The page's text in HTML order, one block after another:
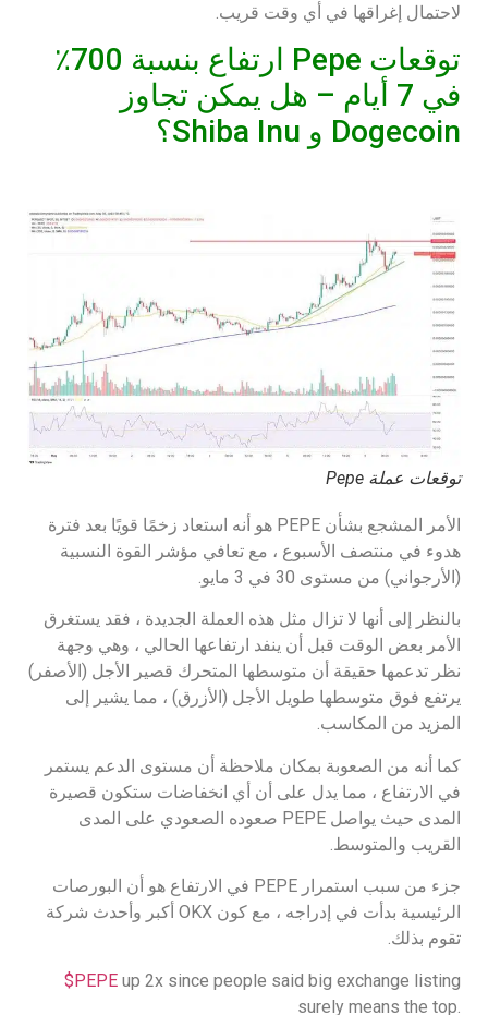
لاحتمال إغراقها في أي وقت قريب.
توقعات Pepe ارتفاع بنسبة 700٪
في 7 أيام – هل يمكن تجاوز
Dogecoin و Shiba Inu؟
توقعات عملة Pepe
الأمر المشجع بشأن PEPE هو أنه استعاد زخمًا قويًا بعد فترة
هدوء في منتصف الأسبوع ، مع تعافي مؤشر القوة النسبية
(الأرجواني) من مستوى 30 في 3 مايو.
بالنظر إلى أنها لا تزال مثل هذه العملة الجديدة ، فقد يستغرق
الأمر بعض الوقت قبل أن ينفد ارتفاعها الحالي ، وهي وجهة
نظر تدعمها حقيقة أن متوسطها المتحرك قصير الأجل (الأصفر)
يرتفع فوق متوسطها طويل الأجل (الأزرق) ، مما يشير إلى
المزيد من المكاسب.
كما أنه من الصعوبة بمكان ملاحظة أن مستوى الدعم يستمر
في الارتفاع ، مما يدل على أن أي انخفاضات ستكون قصيرة
المدى حيث يواصل PEPE صعوده الصعودي على المدى
القريب والمتوسط.
جزء من سبب استمرار PEPE في الارتفاع هو أن البورصات
الرئيسية بدأت في إدراجه ، مع كون OKX أكبر وأحدث شركة
تقوم بذلك.
$PEPE up 2x since people said big exchange listing
surely means the top.